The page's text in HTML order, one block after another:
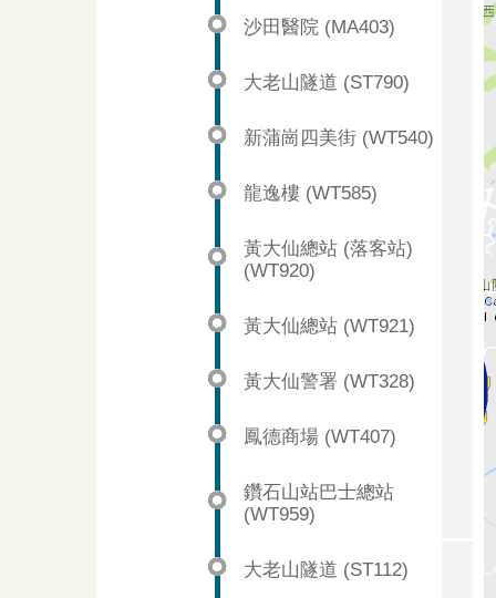
沙田醫院 (MA403)
大老山隧道 (ST790)
新蒲崗四美街 (WT540)
龍逸樓 (WT585)
黃大仙總站 (落客站)
(WT920)
黃大仙總站 (WT921)
黃大仙警署 (WT328)
鳳德商場 (WT407)
鑽石山站巴士總站
(WT959)
大老山隧道 (ST112)